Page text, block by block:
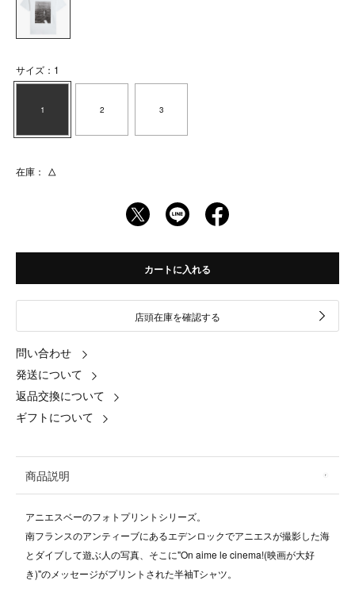
サイズ：1
1 2 3
在庫： △
カートに入れる
店頭在庫を確認する
問い合わせ
発送について
返品交換について
ギフトについて
商品説明
アニエスベーのフォトプリントシリーズ。
南フランスのアンティーブにあるエデンロックでアニエスが撮影した海
とダイブして遊ぶ人の写真、そこに"On aime le cinema!(映画が大好
き)"のメッセージがプリントされた半袖Tシャツ。